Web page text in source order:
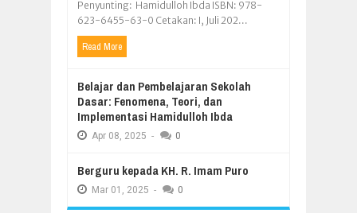
Penyunting: Hamidulloh Ibda ISBN: 978-
623-6455-63-0 Cetakan: I, Juli 202...
Read More
Belajar dan Pembelajaran Sekolah
Dasar: Fenomena, Teori, dan
Implementasi Hamidulloh Ibda
Apr 08, 2025 - 0
Berguru kepada KH. R. Imam Puro
Mar 01, 2025 - 0